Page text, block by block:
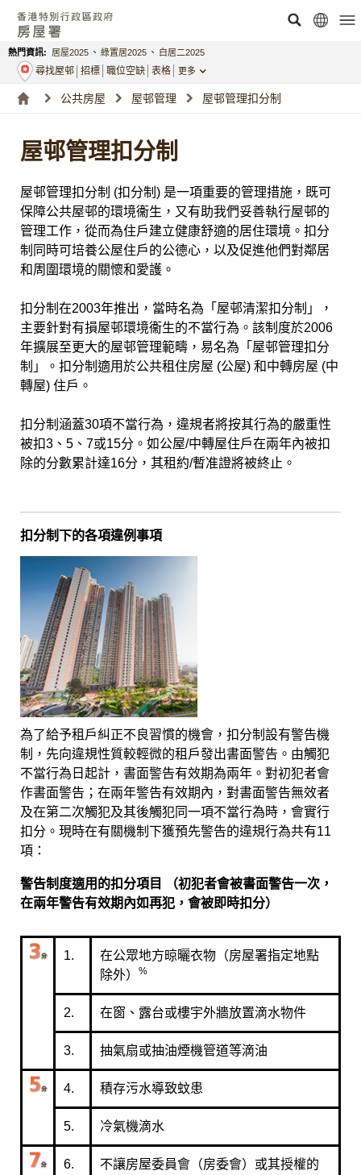
熱門資訊: 居屋2025 、 綠置居2025 、 白居二2025
尋找屋邨 招標 職位空缺 表格 更多
公共房屋 屋邨管理 屋邨管理扣分制
屋邨管理扣分制
屋邨管理扣分制 (扣分制) 是一項重要的管理措施，既可
保障公共屋邨的環境衞生，又有助我們妥善執行屋邨的
管理工作，從而為住戶建立健康舒適的居住環境。扣分
制同時可培養公屋住戶的公德心，以及促進他們對鄰居
和周圍環境的關懷和愛護。
扣分制在2003年推出，當時名為「屋邨清潔扣分制」，
主要針對有損屋邨環境衞生的不當行為。該制度於2006
年擴展至更大的屋邨管理範疇，易名為「屋邨管理扣分
制」。扣分制適用於公共租住房屋 (公屋) 和中轉房屋 (中
轉屋) 住戶。
扣分制涵蓋30項不當行為，違規者將按其行為的嚴重性
被扣3、5、7或15分。如公屋/中轉屋住戶在兩年內被扣
除的分數累計達16分，其租約/暫准證將被終止。
扣分制下的各項違例事項
為了給予租戶糾正不良習慣的機會，扣分制設有警告機
制，先向違規性質較輕微的租戶發出書面警告。由觸犯
不當行為日起計，書面警告有效期為兩年。對初犯者會
作書面警告；在兩年警告有效期內，對書面警告無效者
及在第二次觸犯及其後觸犯同一項不當行為時，會實行
扣分。現時在有關機制下獲預先警告的違規行為共有11
項：
警告制度適用的扣分項目 （初犯者會被書面警告一次，
在兩年警告有效期內如再犯，會被即時扣分）
1.
在公眾地方晾曬衣物（房屋署指定地點
除外）
%
2. 在窗、露台或樓宇外牆放置滴水物件
3. 抽氣扇或抽油煙機管道等滴油
4. 積存污水導致蚊患
5. 冷氣機滴水
6.
不讓房屋委員會（房委會）或其授權的